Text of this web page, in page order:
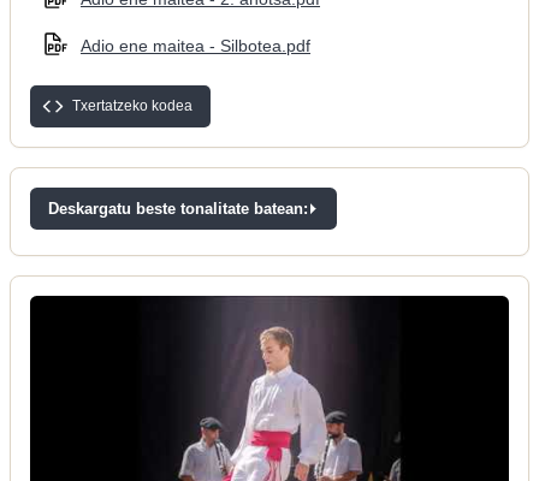
Adio ene maitea - Silbotea.pdf
Txertatzeko kodea
Deskargatu beste tonalitate batean: